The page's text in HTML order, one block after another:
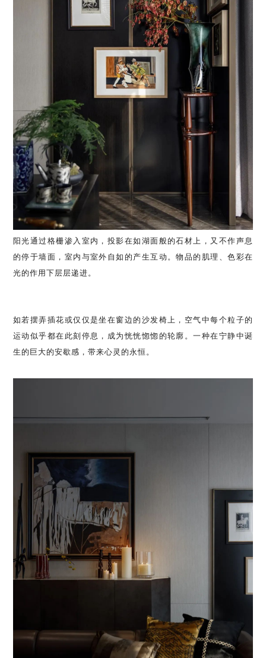
阳光通过格栅渗入室内，投影在如湖面般的石材上，又不作声息
的停于墙面，室内与室外自如的产生互动。物品的肌理、色彩在
光的作用下层层递进。
如若摆弄插花或仅仅是坐在窗边的沙发椅上，空气中每个粒子的
运动似乎都在此刻停息，成为恍恍惚惚的轮廓。一种在宁静中诞
生的巨大的安歇感，带来心灵的永恒。